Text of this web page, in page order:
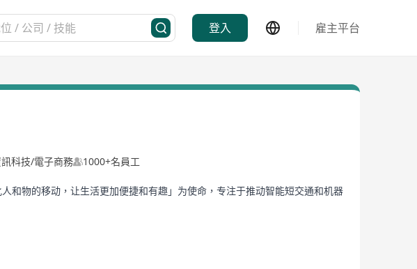
登入 雇主平台
科技/電子商務 1000+名員工
物的移动，让生活更加便捷和有趣」为使命，专注于推动智能短交通和机器
和地区。